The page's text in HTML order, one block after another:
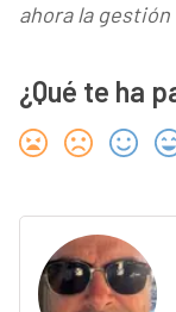
ahora la
¿Qué te ha